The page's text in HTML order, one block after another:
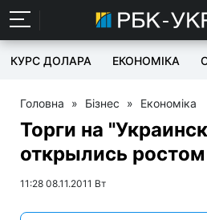
КУРС ДОЛАРА ЕКОНОМІКА
Головна » Бізнес » Економіка
Торги на
открылись ростом
11:28 08.11.2011 Вт